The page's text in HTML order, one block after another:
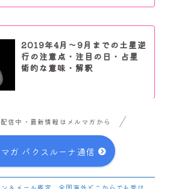
2019年4月～9月までの土星逆
行の注意点・注目の日・占星
術的な意味・解釈
信中・最新情報はメルマガから
ガ パクスルーナ通信